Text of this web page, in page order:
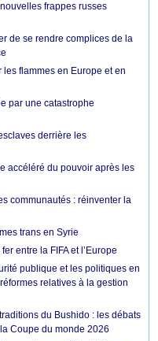
frappes russes
de se rendre complices de la
flammes en Europe et en
par une catastrophe
derrière les
accéléré du pouvoir après les
communautés : réinventer la
trans en Syrie
entre la FIFA et l’Europe
publique et les politiques en
relatives à la gestion
du Bushido : les débats
Coupe du monde 2026